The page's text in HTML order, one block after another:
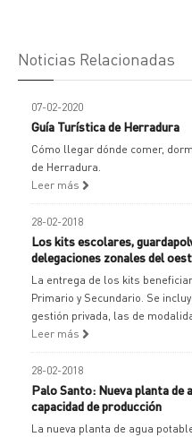
Noticias Relacionadas
07-02-2020
Guía Turística de Herradura
Cómo llegar dónde comer,
de Herradura.
Leer más
28-02-2018
Los kits escolares,
delegaciones zonales del
La entrega de los kits
Primario y Secundario. Se
gestión privada, las de
Leer más
28-02-2018
Palo Santo: Nueva planta de
capacidad de producción
La nueva planta de agua